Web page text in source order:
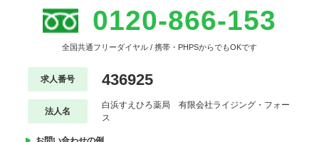
0120-866-153
全国共通フリーダイヤル / 携帯・PHPSからでもOKです
求人番号 436925
法人名
白浜すえひろ薬局 有限会社ライジング・フォー
ス